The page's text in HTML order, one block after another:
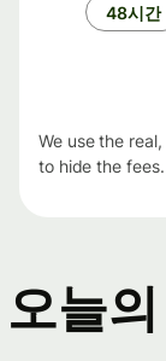
48시간
We use the
to hide the fees.
오늘